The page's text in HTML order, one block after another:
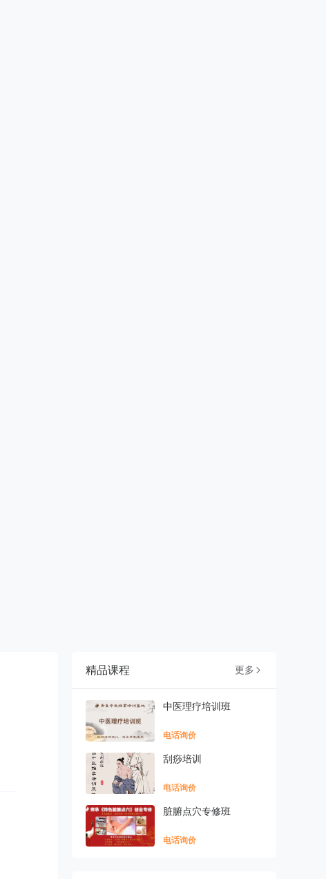
精品课程 更多 
中医理疗培训班
电话询价
刮痧培训
电话询价
脏腑点穴专修班
电话询价